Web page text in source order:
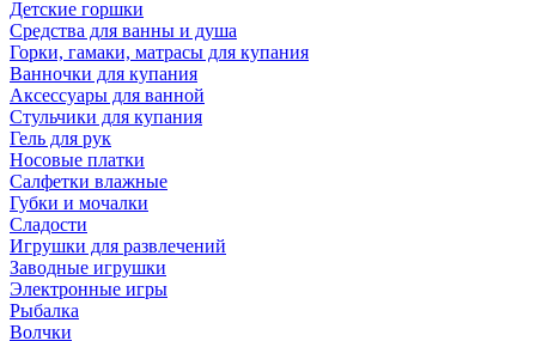
Детские горшки
Средства для ванны и душа
Горки, гамаки, матрасы для купания
Ванночки для купания
Аксессуары для ванной
Стульчики для купания
Гель для рук
Носовые платки
Салфетки влажные
Губки и мочалки
Сладости
Игрушки для развлечений
Заводные игрушки
Электронные игры
Рыбалка
Волчки